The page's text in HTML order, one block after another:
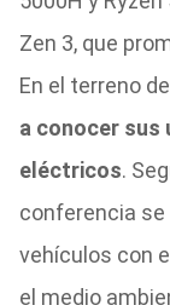
Zen 3, que
En el terreno
a conocer
eléctricos.
conferencia
vehículos con
el medio